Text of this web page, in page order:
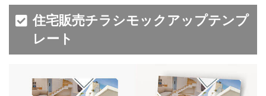
住宅販売チラシモックアップテンプ
レート